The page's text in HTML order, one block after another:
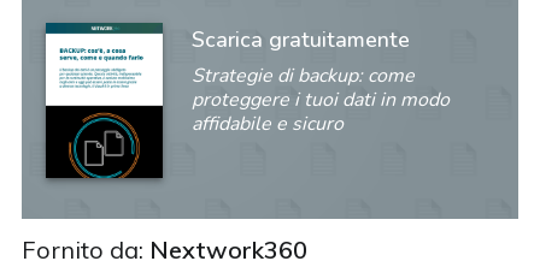
Scarica gratuitamente
Strategie di backup: come
proteggere i tuoi dati in modo
affidabile e sicuro
Fornito da: Nextwork360